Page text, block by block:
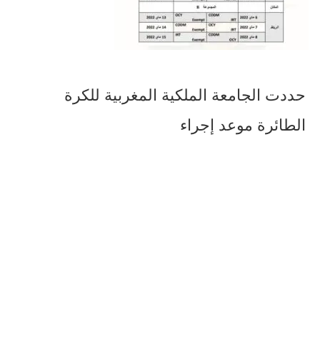
حددت الجامعة الملكية المغربية للكرة
الطائرة موعد إجراء